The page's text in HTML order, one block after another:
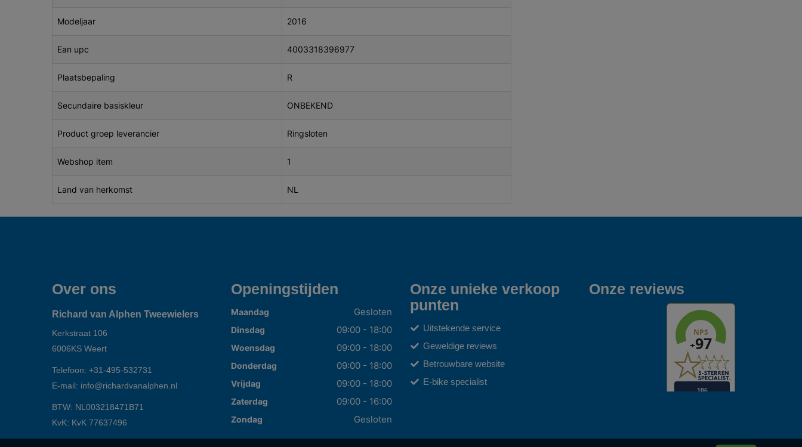
Modeljaar 2016
Ean upc 4003318396977
Plaatsbepaling R
Secundaire basiskleur ONBEKEND
Product groep leverancier Ringsloten
Webshop item 1
Land van herkomst NL
Over ons
Richard van Alphen Tweewielers
Kerkstraat 106
6006KS Weert
Telefoon: +31-495-532731
E-mail: info@richardvanalphen.nl
BTW: NL003218471B71
KvK: KvK 77637496
Openingstijden
Maandag Gesloten
Dinsdag 09:00 - 18:00
Woensdag 09:00 - 18:00
Donderdag 09:00 - 18:00
Vrijdag 09:00 - 18:00
Zaterdag 09:00 - 16:00
Zondag Gesloten
Onze unieke verkoop
punten
Uitstekende service
Geweldige reviews
Betrouwbare website
E-bike specialist
Onze reviews